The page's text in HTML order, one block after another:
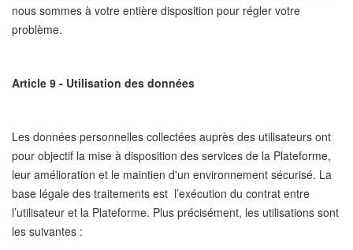
nous sommes à votre entière disposition pour régler votre
problème.
Article 9 - Utilisation des données
Les données personnelles collectées auprès des utilisateurs ont
pour objectif la mise à disposition des services de la Plateforme,
leur amélioration et le maintien d'un environnement sécurisé. La
base légale des traitements est l’exécution du contrat entre
l’utilisateur et la Plateforme. Plus précisément, les utilisations sont
les suivantes :